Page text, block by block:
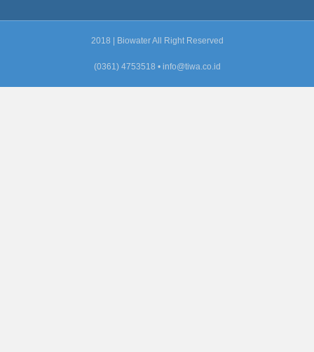
2018 | Biowater All Right Reserved
(0361) 4753518 • info@tiwa.co.id